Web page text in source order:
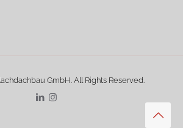
GmbH. All Rights Reserved.